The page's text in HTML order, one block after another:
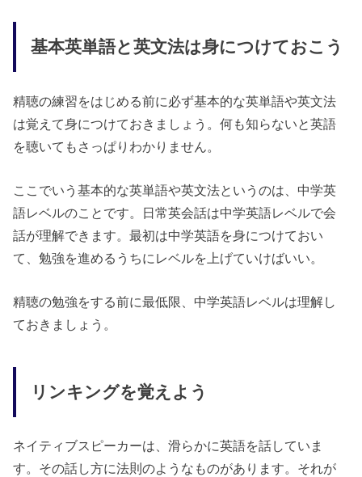
基本英単語と英文法は身につけておこう
精聴の練習をはじめる前に必ず基本的な英単語や英文法
は覚えて身につけておきましょう。何も知らないと英語
を聴いてもさっぱりわかりません。
ここでいう基本的な英単語や英文法というのは、中学英
語レベルのことです。日常英会話は中学英語レベルで会
話が理解できます。最初は中学英語を身につけておい
て、勉強を進めるうちにレベルを上げていけばいい。
精聴の勉強をする前に最低限、中学英語レベルは理解し
ておきましょう。
リンキングを覚えよう
ネイティブスピーカーは、滑らかに英語を話していま
す。その話し方に法則のようなものがあります。それが